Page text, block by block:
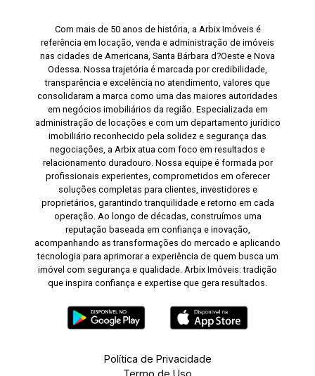
Com mais de 50 anos de história, a Arbix Imóveis é
referência em locação, venda e administração de imóveis
nas cidades de Americana, Santa Bárbara d?Oeste e Nova
Odessa. Nossa trajetória é marcada por credibilidade,
transparência e excelência no atendimento, valores que
consolidaram a marca como uma das maiores autoridades
em negócios imobiliários da região. Especializada em
administração de locações e com um departamento jurídico
imobiliário reconhecido pela solidez e segurança das
negociações, a Arbix atua com foco em resultados e
relacionamento duradouro. Nossa equipe é formada por
profissionais experientes, comprometidos em oferecer
soluções completas para clientes, investidores e
proprietários, garantindo tranquilidade e retorno em cada
operação. Ao longo de décadas, construímos uma
reputação baseada em confiança e inovação,
acompanhando as transformações do mercado e aplicando
tecnologia para aprimorar a experiência de quem busca um
imóvel com segurança e qualidade. Arbix Imóveis: tradição
que inspira confiança e expertise que gera resultados.
Política de Privacidade